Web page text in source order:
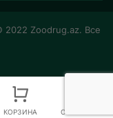
2022 Zoodrug.az. Все
КОРЗИНА СРАВНЕНИЕ